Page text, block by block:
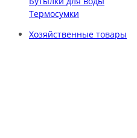
Термосумки
Хозяйственные товары